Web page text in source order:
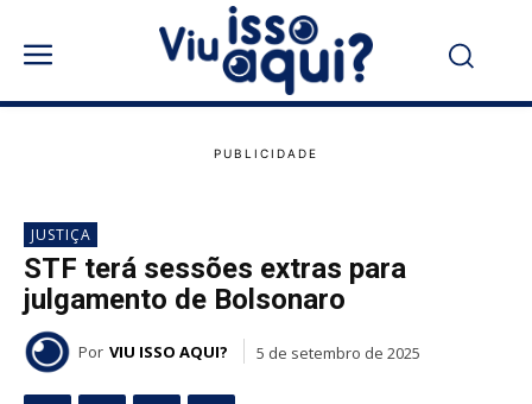
JUSTIÇA
STF terá sessões extras para
julgamento de Bolsonaro
Por VIU ISSO AQUI? 5 de setembro de 2025